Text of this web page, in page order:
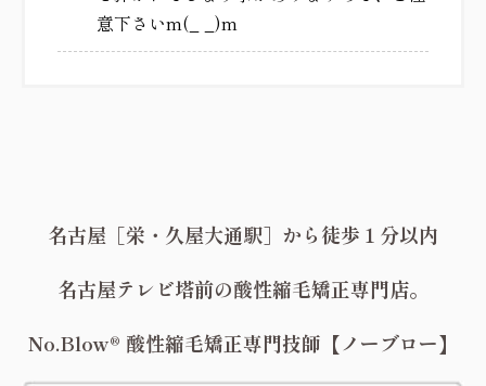
意下さいm(_ _)m
名古屋［栄・久屋大通駅］から徒歩１分以内
名古屋テレビ塔前の酸性縮毛矯正専門店。
No.Blow® 酸性縮毛矯正専門技師【ノーブロー】